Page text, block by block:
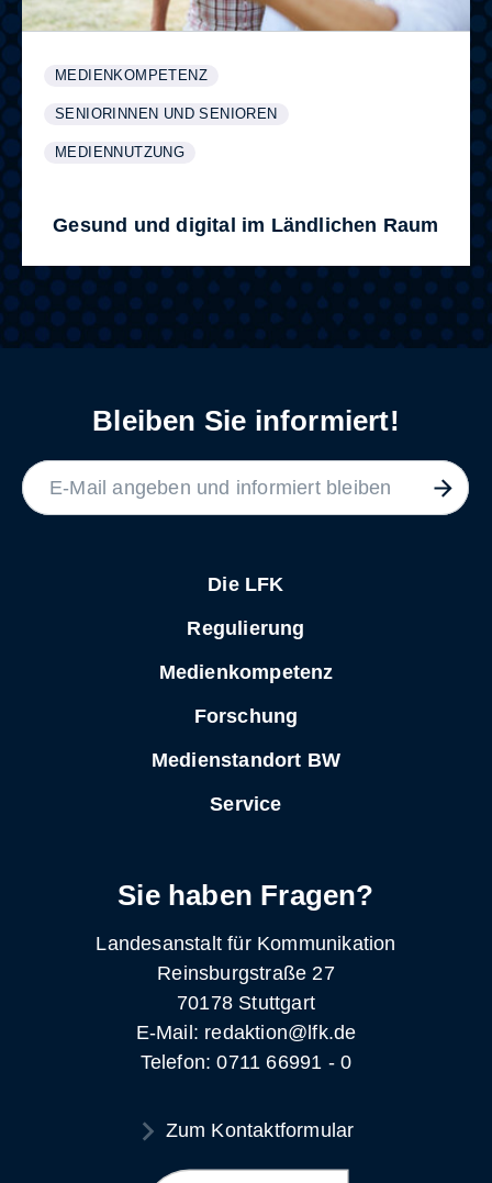
WEITERE INFORMATIONEN ZUM THEMA
MEDIENKOMPETENZ
ANZEIGEN
WEITERE INFORMATIONEN ZUM THEMA
SENIORINNEN UND SENIOREN
ANZEIGEN
WEITERE INFORMATIONEN ZUM THEMA
MEDIENNUTZUNG
ANZEIGEN
Gesund und digital im Ländlichen Raum
Bleiben Sie informiert!
Die LFK
Regulierung
Medienkompetenz
Forschung
Medienstandort BW
Service
Sie haben Fragen?
Landesanstalt für Kommunikation
Reinsburgstraße 27
70178 Stuttgart
E-Mail: redaktion@lfk.de
Telefon: 0711 66991 - 0
Zum Kontaktformular